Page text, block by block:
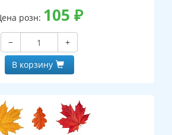
розн: 105 ₽
−
+
В корзину